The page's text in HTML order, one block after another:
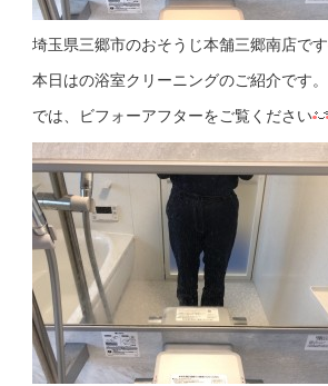
埼玉県三郷市のおそうじ本舗三郷南店です
本日はの浴室クリーニングのご紹介です。
では、ビフォーアフターをご覧ください